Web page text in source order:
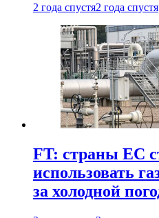
2 года спустя2 года спустя
FT: страны ЕС
использовать
за холодной